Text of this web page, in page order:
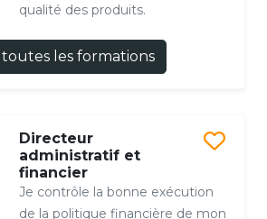
qualité des produits.
toutes les formations
Directeur
administratif et
financier
Je contrôle la bonne exécution
de la politique financière de mon